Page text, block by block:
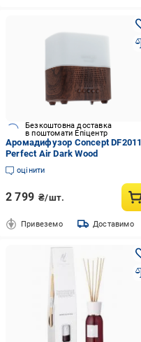
Безкоштовна доставка
в поштомати Епіцентр
Аромадифузор Concept DF2011
Perfect Air Dark Wood
оцінити
2 799 ₴/шт.
Привеземо Доставимо